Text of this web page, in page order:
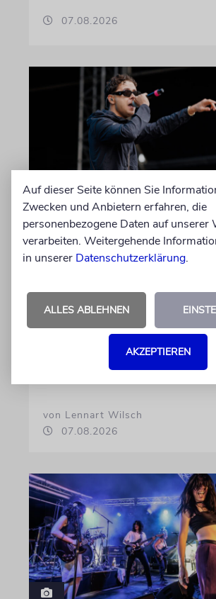
07.08.2026
HIPHOP
Rapper Pashanim:
Palestine« als
Auf seinem neuen Album
rappt der Berliner Musiker
wiederholt über den Israel-
Kokettieren mit dem
Terrorismus inklusive
von Lennart Wilsch
07.08.2026
Auf dieser Seite können Sie
Zwecken und Anbietern erfahren, die
personenbezogene Daten auf unserer
verarbeiten. Weitergehende
in unserer Datenschutzerklärung.
ALLES ABLEHNEN
AKZEPTIEREN